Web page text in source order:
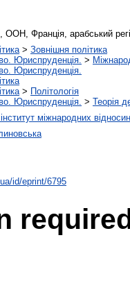
Франція, арабський
> Зовнішня політика
Юриспруденція. >
Юриспруденція.
> Політологія
Юриспруденція. > Теорія
міжнародних
id/eprint/6795